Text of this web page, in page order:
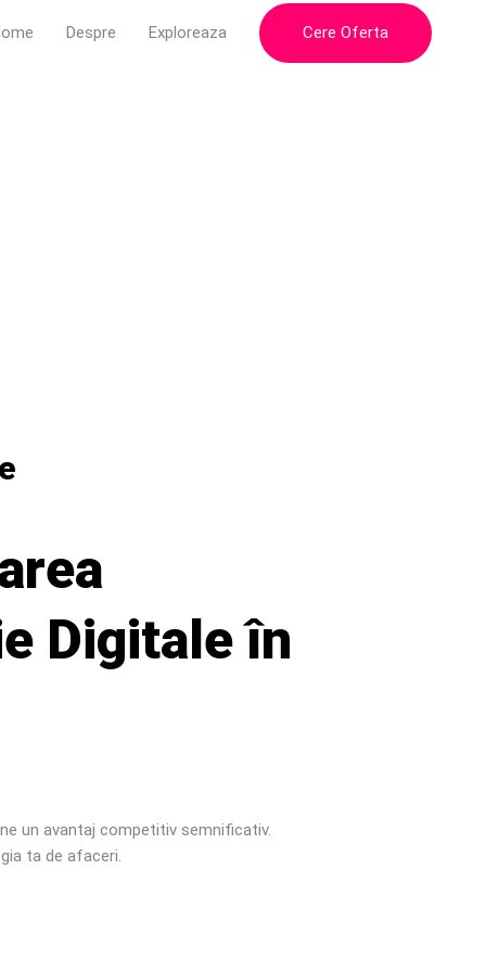
Despre Exploreaza Cere Oferta
Digitale în
un avantaj competitiv semnificativ.
ta de afaceri.